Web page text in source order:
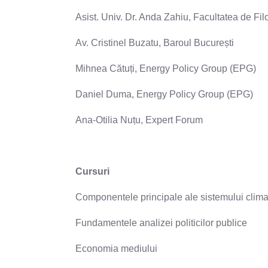
Asist. Univ. Dr. Anda Zahiu, Facultatea de
Av. Cristinel Buzatu, Baroul București
Mihnea Cătuți, Energy Policy Group (EPG)
Daniel Duma, Energy Policy Group (EPG)
Ana-Otilia Nuțu, Expert Forum
Cursuri
Componentele principale ale sistemului
Fundamentele analizei politicilor publice
Economia mediului